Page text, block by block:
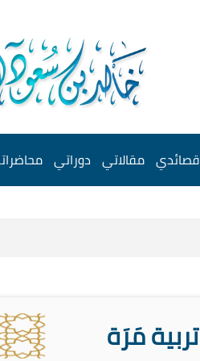
قصائدي مقالاتي دوراتي
تربية مَرَة